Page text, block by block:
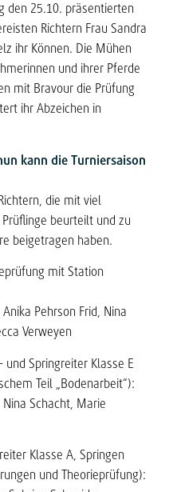
den 25.10. präsentierten
Richtern Frau Sandra
ihr Können. Die Mühen
und ihrer Pferde
mit Bravour die Prüfung
ihr Abzeichen in
kann die Turniersaison
die mit viel
beurteilt und zu
beigetragen haben.
mit Station
Pehrson Frid, Nina
Verweyen
und Springreiter Klasse E
Teil „Bodenarbeit“):
Schacht, Marie
Klasse A, Springen
und Theorieprüfung):